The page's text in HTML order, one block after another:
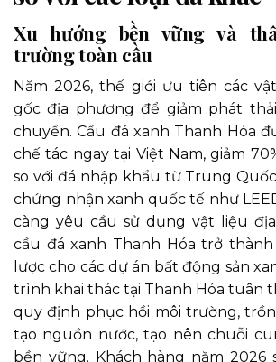
Xu hướng bền vững và
trường toàn cầu
Năm 2026, thế giới ưu tiên các
gốc địa phương để giảm phát
chuyển. Cầu đá xanh Thanh Hóa
chế tác ngay tại Việt Nam, giảm
so với đá nhập khẩu từ Trung
chứng nhận xanh quốc tế như
càng yêu cầu sử dụng vật liệu
cầu đá xanh Thanh Hóa trở
lược cho các dự án bất động sản
trình khai thác tại Thanh Hóa tuân
quy định phục hồi môi trường,
tạo nguồn nước, tạo nên chuỗi
bền vững. Khách hàng năm 2026